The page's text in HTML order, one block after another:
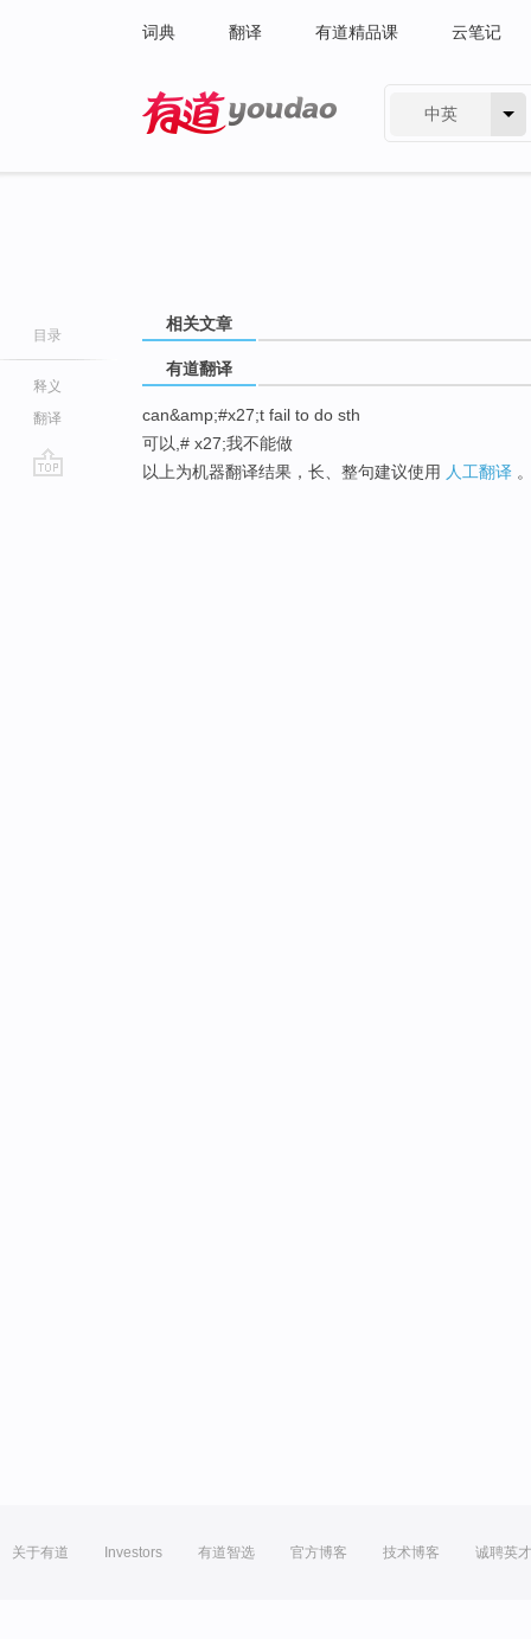
词典 翻译 有道精品课 云笔记
中英
目录
释义
翻译
相关文章
有道翻译
can&amp;#x27;t fail to do sth
可以,# x27;我不能做
以上为机器翻译结果，长、整句建议使用 人工翻译
关于有道 Investors 有道智选 官方博客 技术博客 诚聘英才